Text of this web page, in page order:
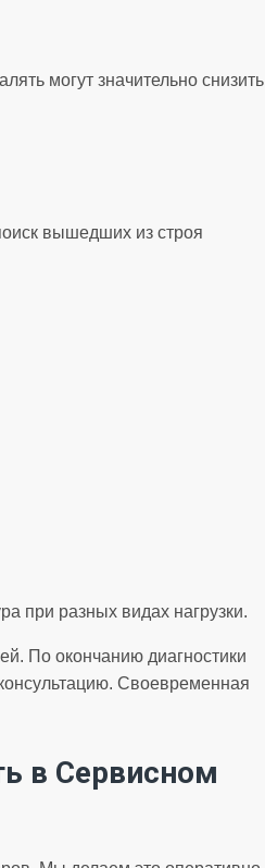
могут значительно снизить
вышедших из строя
при разных видах нагрузки.
По окончанию диагностики
Своевременная
в Сервисном